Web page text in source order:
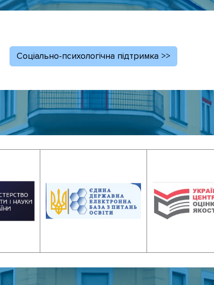
Соціально-психологічна підтримка >>